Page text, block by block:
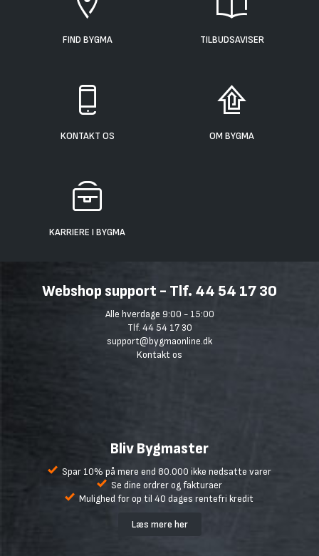
FIND BYGMA TILBUDSAVISER
KONTAKT OS OM BYGMA
KARRIERE I BYGMA
Webshop support - Tlf. 44 54 17 30
Alle hverdage 9:00 - 15:00
Tlf. 44 54 17 30
support@bygmaonline.dk
Kontakt os
Bliv Bygmaster
Spar 10% på mere end 80.000 ikke nedsatte varer
Se dine ordrer og fakturaer
Mulighed for op til 40 dages rentefri kredit
Læs mere her